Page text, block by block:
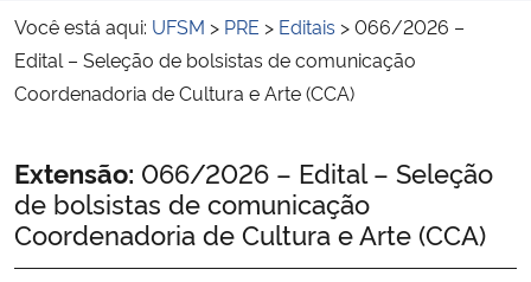
Ministério das Relações Exteriores
Ministério da Economia
Ministério da Agricultura, Pecuária e Abastecimento
Ministério da Educação
Você está aqui: UFSM > PRE > Editais >066/2026 –
Edital – Seleção de bolsistas de comunicação
Coordenadoria de Cultura e Arte (CCA)
Início do conteúdo
Extensão: 066/2026 – Edital – Seleção
de bolsistas de comunicação
Coordenadoria de Cultura e Arte (CCA)